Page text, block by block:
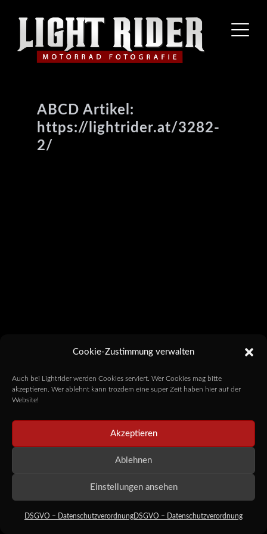
Cookie-Zustimmung verwalten
Auch bei Lightrider werden Cookies serviert. Wer Cookies mag bitte
akzeptieren. Wer ablehnt kann trozdem eine super Zeit haben hier auf der
Website!
Akzeptieren
Ablehnen
Einstellungen ansehen
DSGVO – Datenschutzverordnung DSGVO – Datenschutzverordnung
ABCD Artikel:
https://lightrider.at/3282-
2/